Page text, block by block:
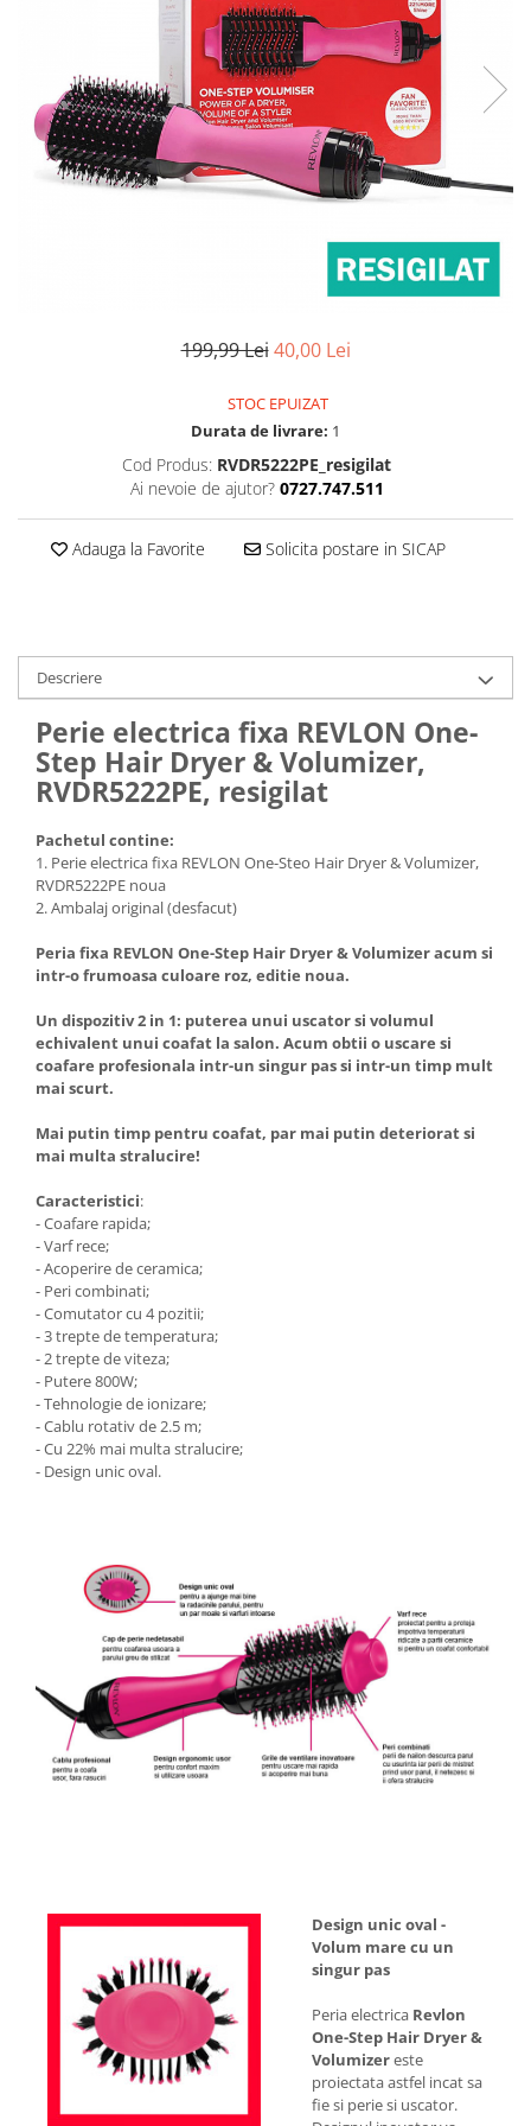
Pulsoximetre de deget
Pulsoximetre profesionale
Accesorii
Monitorizare medicala
Stetoscoape
Spirometre
Perii electrice
Articole ingrijire copii
Aspiratoare nazale
Pompe de san
Incalzitoare si sterilizatoare
199,99 Lei 40,00 Lei
STOC EPUIZAT
Durata de livrare: 1
Cod Produs: RVDR5222PE_resigilat
Ai nevoie de ajutor? 0727.747.511
Adauga la Favorite Solicita postare in SICAP
Descriere
Perie electrica fixa REVLON One-
Step Hair Dryer & Volumizer,
RVDR5222PE, resigilat
Pachetul contine:
1. Perie electrica fixa REVLON One-Steo Hair Dryer & Volumizer,
RVDR5222PE noua
2. Ambalaj original (desfacut)
Peria fixa REVLON One-Step Hair Dryer & Volumizeracum si
intr-o frumoasa culoare roz, editie noua.
Un dispozitiv 2 in 1: puterea unui uscator si volumul
echivalent unui coafat la salon. Acum obtii o uscare si
coafare profesionala intr-un singur pas si intr-un timp mult
mai scurt.
Mai putin timp pentru coafat, par mai putin deteriorat si
mai multa stralucire!
Caracteristici:
- Coafare rapida;
- Varf rece;
- Acoperire de ceramica;
- Peri combinati;
- Comutator cu 4 pozitii;
- 3 trepte de temperatura;
- 2 trepte de viteza;
- Putere 800W;
- Tehnologie de ionizare;
- Cablu rotativ de 2.5 m;
- Cu 22% mai multa stralucire;
- Design unic oval.
Design unic oval -
Volum mare cu un
singur pas
Peria electrica Revlon
One-Step Hair Dryer &
Volumizereste
proiectata astfel incat sa
fie si perie si uscator.